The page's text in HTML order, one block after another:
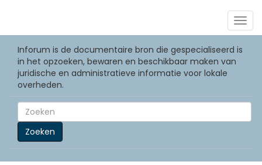
Inforum is de documentaire bron die gespecialiseerd is
in het opzoeken, bewaren en beschikbaar maken van
juridische en administratieve informatie voor lokale
overheden.
Zoeken